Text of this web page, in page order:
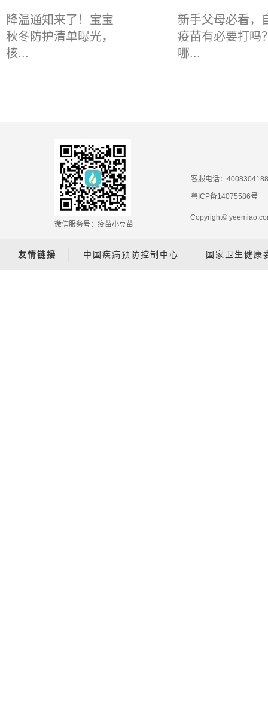
降温通知来了！宝宝
秋冬防护清单曝光，
核...
新手父母必看，
疫苗有必要打吗
哪...
微信服务号：疫苗小豆苗
客服电话：4008304188
粤ICP备14075586号
Copyright©
友情链接 中国疾病预防控制中心 国家卫生健康